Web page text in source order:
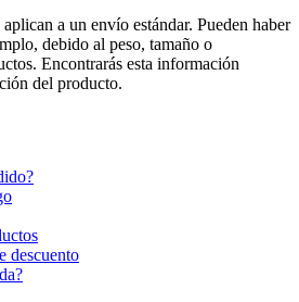
a un envío estándar. Pueden haber
debido al peso, tamaño o
Encontrarás esta información
del producto.
descuento